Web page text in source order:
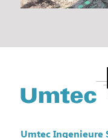
Umtec Ingenieure